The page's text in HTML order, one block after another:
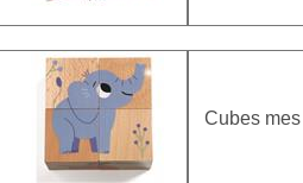
Cubes